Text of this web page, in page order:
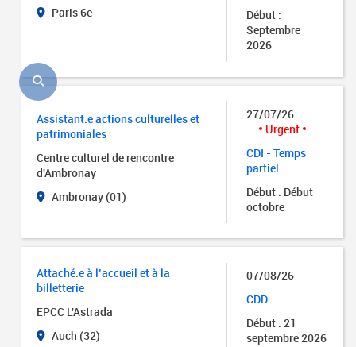
Paris 6e
Début :
Septembre
2026
Assistant.e actions culturelles et
patrimoniales
Centre culturel de rencontre
d'Ambronay
Ambronay (01)
27/07/26
Urgent
CDI - Temps
partiel
Début : Début
octobre
Attaché.e à l’accueil et à la
billetterie
EPCC L'Astrada
Auch (32)
07/08/26
CDD
Début : 21
septembre 2026